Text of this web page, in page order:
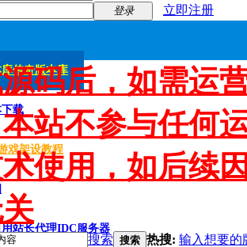
登录
立即注册
传奇版本库
载
戏架设教程
站长代理IDC服务器
码后，如需运
站不参与任何
使用，如后续
搜索 搜索 热搜: 输入想要的